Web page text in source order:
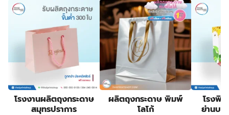
โรงงานผลิตถุงกระดาษ
สมุทรปราการ
ผลิตถุงกระดาษ พิมพ์
โลโก้
โรงพิ
ย่านบา